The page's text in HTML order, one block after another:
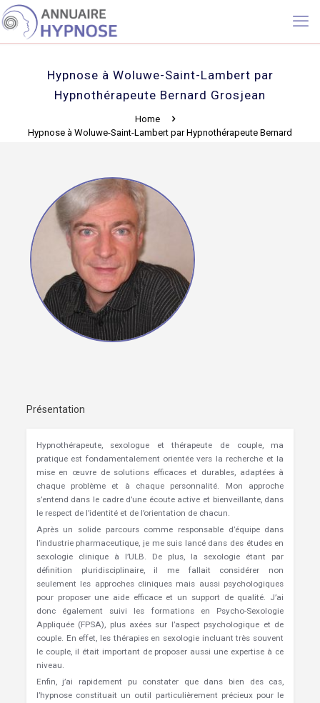
Hypnose à Woluwe-Saint-Lambert par
Hypnothérapeute Bernard Grosjean
Home
Hypnose à Woluwe-Saint-Lambert par Hypnothérapeute Bernard
Présentation
Hypnothérapeute, sexologue et thérapeute de couple, ma
pratique est fondamentalement orientée vers la recherche et la
mise en œuvre de solutions efficaces et durables, adaptées à
chaque problème et à chaque personnalité. Mon approche
s’entend dans le cadre d’une écoute active et bienveillante, dans
le respect de l’identité et de l’orientation de chacun.
Après un solide parcours comme responsable d’équipe dans
l’industrie pharmaceutique, je me suis lancé dans des études en
sexologie clinique à l’ULB. De plus, la sexologie étant par
définition pluridisciplinaire, il me fallait considérer non
seulement les approches cliniques mais aussi psychologiques
pour proposer une aide efficace et un support de qualité. J’ai
donc également suivi les formations en Psycho-Sexologie
Appliquée (FPSA), plus axées sur l’aspect psychologique et de
couple. En effet, les thérapies en sexologie incluant très souvent
le couple, il était important de proposer aussi une expertise à ce
niveau.
Enfin, j’ai rapidement pu constater que dans bien des cas,
l’hypnose constituait un outil particulièrement précieux pour le